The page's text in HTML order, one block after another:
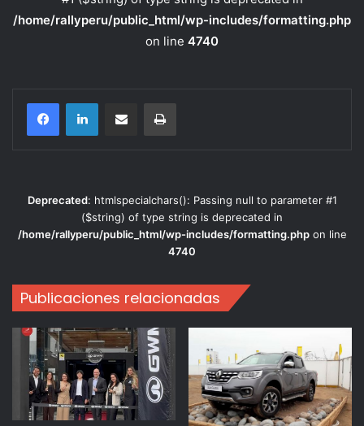
/home/rallyperu/public_html/wp-includes/formatting.php
on line 4740
Compartir por correo electrónicoImprimir
Deprecated: htmlspecialchars(): Passing null to parameter #1
($string) of type string is deprecated in
/home/rallyperu/public_html/wp-includes/formatting.phpon line
4740
Publicaciones relacionadas